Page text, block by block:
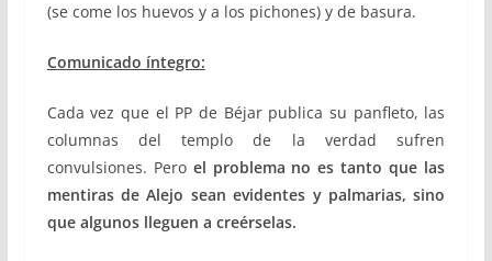
(se come los huevos y a los pichones) y de basura.
Comunicado íntegro:
Cada vez que el PP de Béjar publica su panfleto, las
columnas del templo de la verdad sufren
convulsiones. Pero el problema no es tanto que las
mentiras de Alejo sean evidentes y palmarias, sino
que algunos lleguen a creérselas.